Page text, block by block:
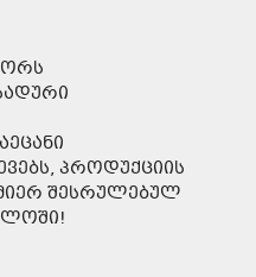
პროდუქციის
შესრულებულ